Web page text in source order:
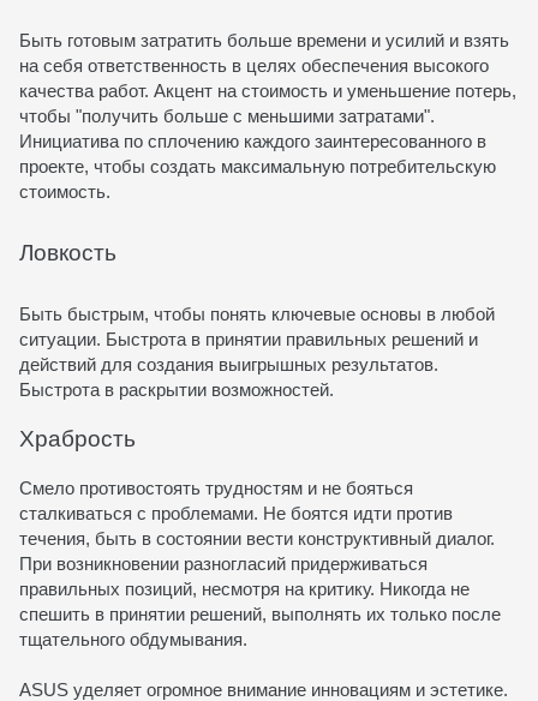
Быть готовым затратить больше времени и усилий и взять
на себя ответственность в целях обеспечения высокого
качества работ. Акцент на стоимость и уменьшение потерь,
чтобы "получить больше с меньшими затратами".
Инициатива по сплочению каждого заинтересованного в
проекте, чтобы создать максимальную потребительскую
стоимость.
Ловкость
Быть быстрым, чтобы понять ключевые основы в любой
ситуации. Быстрота в принятии правильных решений и
действий для создания выигрышных результатов.
Быстрота в раскрытии возможностей.
Храбрость
Смело противостоять трудностям и не бояться
сталкиваться с проблемами. Не боятся идти против
течения, быть в состоянии вести конструктивный диалог.
При возникновении разногласий придерживаться
правильных позиций, несмотря на критику. Никогда не
спешить в принятии решений, выполнять их только после
тщательного обдумывания.
ASUS уделяет огромное внимание инновациям и эстетике.